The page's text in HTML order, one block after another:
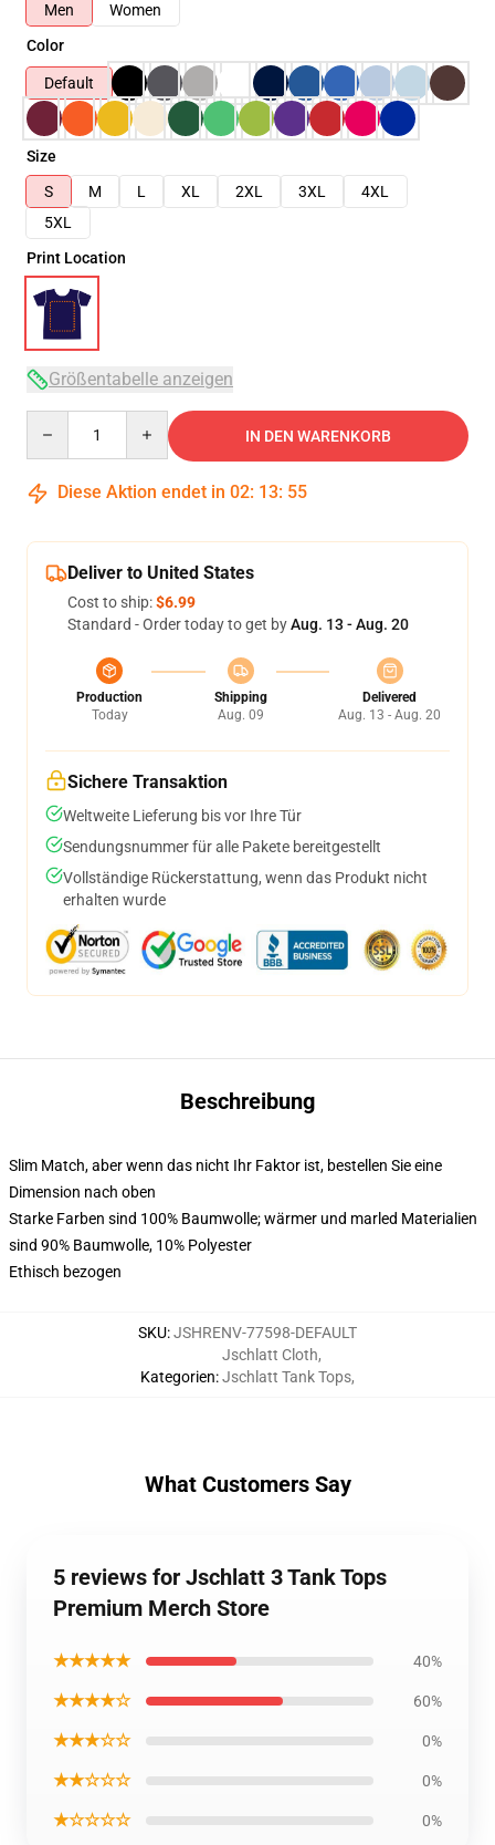
Men
Women
Color
Default
Size
S
M L XL 2XL 3XL
4XL
5XL
Print Location
Größentabelle anzeigen
IN DEN WARENKORB
Diese Aktion endet in 02: 13: 54
Deliver to United States
Cost to ship:$6.99
Standard - Order today to get byAug. 13 - Aug. 20
Production
Today
Shipping
Aug. 09
Delivered
Aug. 13 - Aug. 20
Sichere Transaktion
Weltweite Lieferung bis vor Ihre Tür
Sendungsnummer für alle Pakete bereitgestellt
Vollständige Rückerstattung, wenn das Produkt nicht
erhalten wurde
Beschreibung
Slim Match, aber wenn das nicht Ihr Faktor ist, bestellen Sie eine
Dimension nach oben
Starke Farben sind 100% Baumwolle; wärmer und marled Materialien
sind 90% Baumwolle, 10% Polyester
Ethisch bezogen
SKU:JSHRENV-77598-DEFAULT
Kategorien:
Jschlatt Cloth,
Jschlatt Tank Tops,
What Customers Say
5 reviews for Jschlatt 3 Tank Tops
Premium Merch Store
★★★★★ 40%
★★★★☆ 60%
★★★☆☆ 0%
★★☆☆☆ 0%
★☆☆☆☆ 0%